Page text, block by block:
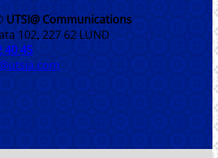
UTSI@ Communications
102, 227 62 LUND
40 45